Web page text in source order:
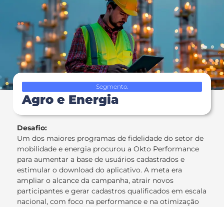
Segmento:
Agro e Energia
Desafio:
Um dos maiores programas de fidelidade do setor de
mobilidade e energia procurou a Okto Performance
para aumentar a base de usuários cadastrados e
estimular o download do aplicativo. A meta era
ampliar o alcance da campanha, atrair novos
participantes e gerar cadastros qualificados em escala
nacional, com foco na performance e na otimização